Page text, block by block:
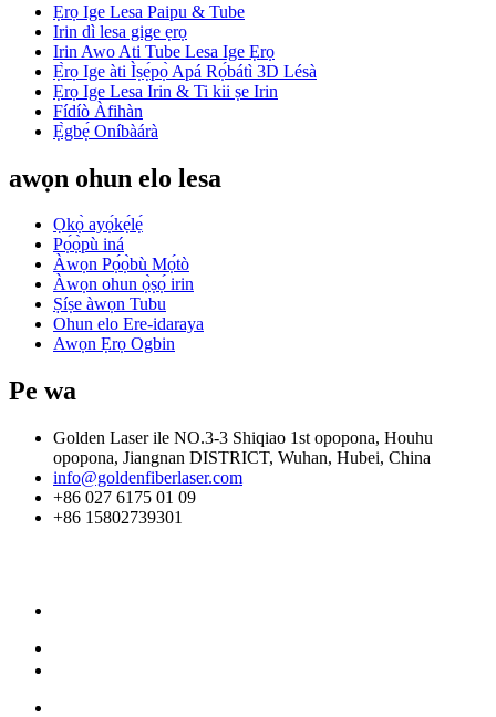
Ẹrọ Ige Lesa Paipu & Tube
Irin dì lesa gige ẹrọ
Irin Awo Ati Tube Lesa Ige Ẹrọ
Ẹ̀rọ Ige àti Ìṣẹ́pọ̀ Apá Rọ́bátì 3D Lésà
Ẹrọ Ige Lesa Irin & Ti kii ṣe Irin
Fídíò Àfihàn
Ẹ̀gbẹ́ Oníbàárà
awọn ohun elo lesa
Ọkọ̀ ayọ́kẹ́lẹ́
Pọ́ọ̀pù iná
Àwọn Pọ́ọ̀bù Mọ́tò
Àwọn ohun ọ̀ṣọ́ irin
Ṣíṣe àwọn Tubu
Ohun elo Ere-idaraya
Awọn Ẹrọ Ogbin
Pe wa
Golden Laser ile NO.3-3 Shiqiao 1st opopona, Houhu
opopona, Jiangnan DISTRICT, Wuhan, Hubei, China
info@goldenfiberlaser.com
+86 027 6175 01 09
+86 15802739301